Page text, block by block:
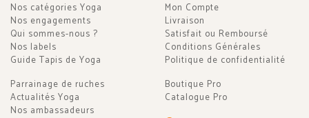
Nos catégories Yoga
Nos engagements
Qui sommes-nous ?
Nos labels
Guide Tapis de Yoga
Parrainage de ruches
Actualités Yoga
Nos ambassadeurs
Mon Compte
Livraison
Satisfait ou Remboursé
Conditions Générales
Politique de confidentialité
Boutique Pro
Catalogue Pro